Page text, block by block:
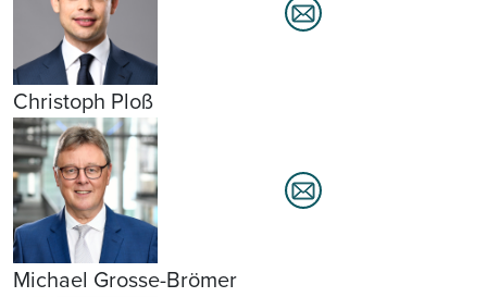
Christoph Ploß
Michael Grosse-Brömer